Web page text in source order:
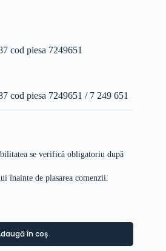
cod piesa 7249651
cod piesa 7249651 / 7 249 651
se verifică obligatoriu după
înainte de plasarea comenzii.
în coș